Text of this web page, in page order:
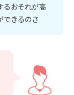
るおそれが高
できるのさ